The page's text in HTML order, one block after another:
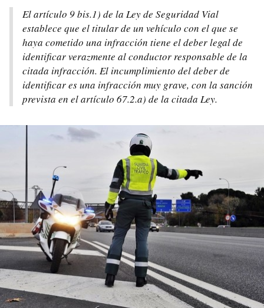
El artículo 9 bis.1) de la Ley de Seguridad Vial
establece que el titular de un vehículo con el que se
haya cometido una infracción tiene el deber legal de
identificar verazmente al conductor responsable de la
citada infracción. El incumplimiento del deber de
identificar es una infracción muy grave, con la sanción
prevista en el artículo 67.2.a) de la citada Ley.